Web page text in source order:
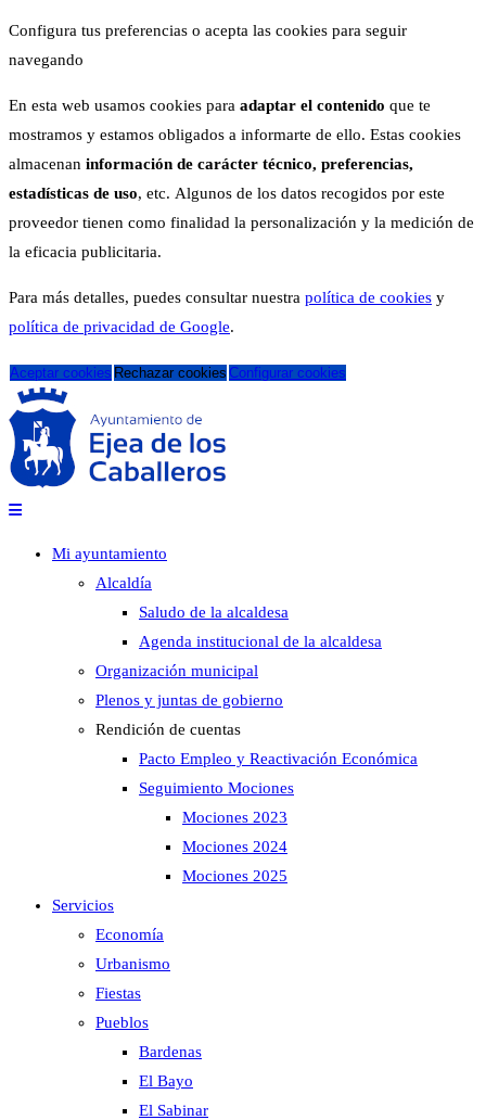
Configura tus preferencias o acepta las cookies para seguir
navegando
En esta web usamos cookies para adaptar el contenido que te
mostramos y estamos obligados a informarte de ello. Estas cookies
almacenan información de carácter técnico, preferencias,
estadísticas de uso, etc. Algunos de los datos recogidos por este
proveedor tienen como finalidad la personalización y la medición de
la eficacia publicitaria.
Para más detalles, puedes consultar nuestra política de cookies y
política de privacidad de Google.
Aceptar cookies Rechazar cookies Configurar cookies
Mi ayuntamiento
Alcaldía
Saludo de la alcaldesa
Agenda institucional de la alcaldesa
Organización municipal
Plenos y juntas de gobierno
Rendición de cuentas
Pacto Empleo y Reactivación Económica
Seguimiento Mociones
Mociones 2023
Mociones 2024
Mociones 2025
Servicios
Economía
Urbanismo
Fiestas
Pueblos
Bardenas
El Bayo
El Sabinar